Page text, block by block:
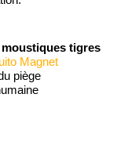
moustiques tigres
Magnet
piège